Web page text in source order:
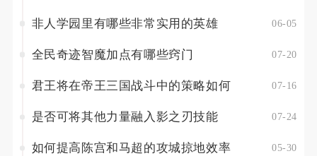
非人学园里有哪些非常实用的英雄 06-05
全民奇迹智魔加点有哪些窍门 07-20
君王将在帝王三国战斗中的策略如何 07-16
是否可将其他力量融入影之刃技能 07-24
如何提高陈宫和马超的攻城掠地效率 05-30